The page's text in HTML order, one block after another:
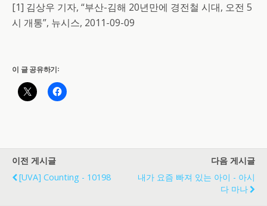
[1] 김상우 기자, “부산-김해 20년만에 경전철 시대, 오전 5
시 개통”, 뉴시스, 2011-09-09
이 글 공유하기:
이전 게시글
[UVA] Counting - 10198
다음 게시글
내가 요즘 빠져 있는 아이 - 아시
다 마나